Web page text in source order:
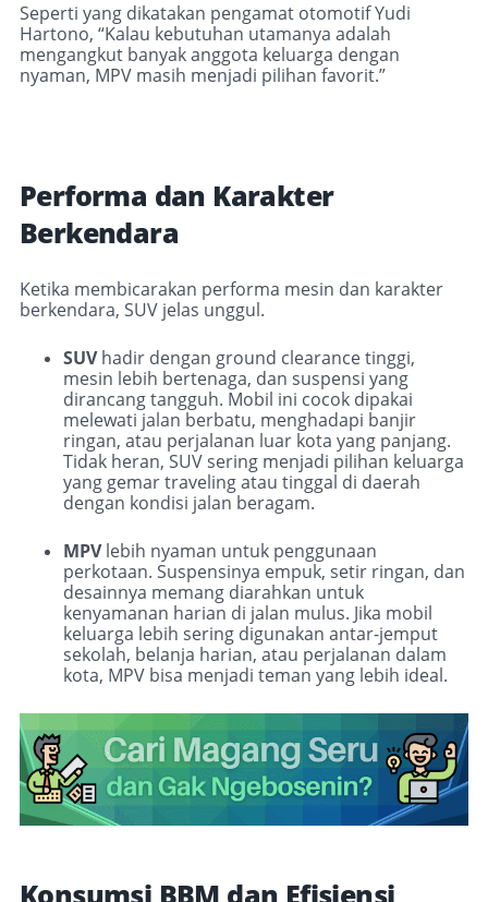
Seperti yang dikatakan pengamat otomotif Yudi
Hartono, “Kalau kebutuhan utamanya adalah
mengangkut banyak anggota keluarga dengan
nyaman, MPV masih menjadi pilihan favorit.”
Performa dan Karakter
Berkendara
Ketika membicarakan performa mesin dan karakter
berkendara, SUV jelas unggul.
SUVhadir dengan ground clearance tinggi,
mesin lebih bertenaga, dan suspensi yang
dirancang tangguh. Mobil ini cocok dipakai
melewati jalan berbatu, menghadapi banjir
ringan, atau perjalanan luar kota yang panjang.
Tidak heran, SUV sering menjadi pilihan keluarga
yang gemar traveling atau tinggal di daerah
dengan kondisi jalan beragam.
MPVlebih nyaman untuk penggunaan
perkotaan. Suspensinya empuk, setir ringan, dan
desainnya memang diarahkan untuk
kenyamanan harian di jalan mulus. Jika mobil
keluarga lebih sering digunakan antar-jemput
sekolah, belanja harian, atau perjalanan dalam
kota, MPV bisa menjadi teman yang lebih ideal.